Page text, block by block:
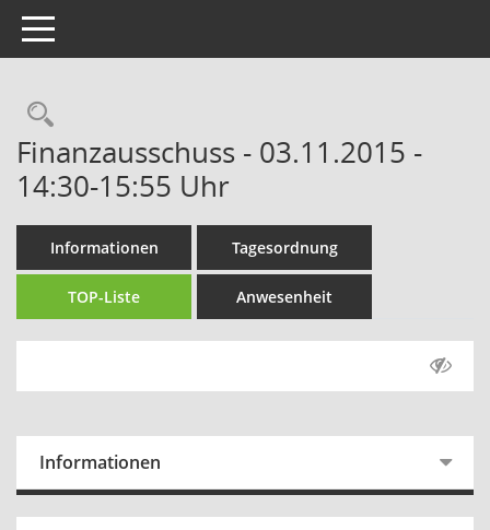
Toggle navigation
Rechercheauswahl
Finanzausschuss - 03.11.2015 -
14:30-15:55 Uhr
Informationen Tagesordnung
TOP-Liste Anwesenheit
Informationen